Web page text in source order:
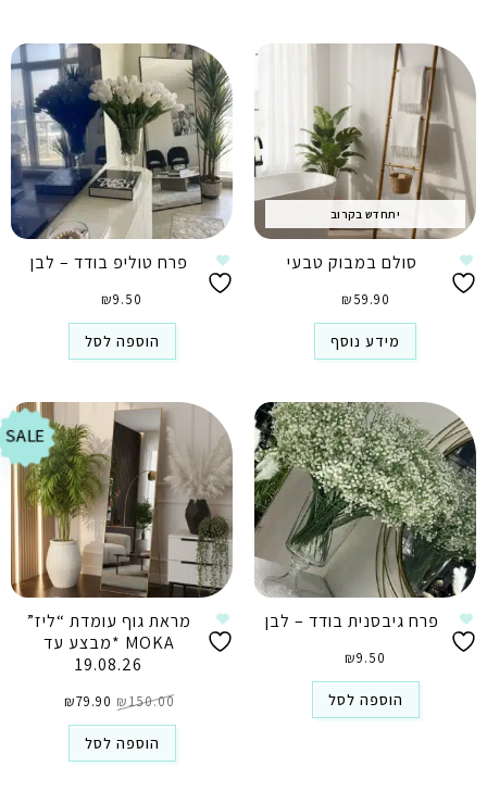
פרח טוליפ בודד – לבן
₪9.50
הוספה לסל
יתחדש בקרוב
סולם במבוק טבעי
₪59.90
מידע נוסף
SALE
מראת גוף עומדת “ליז”
MOKA *מבצע עד
19.08.26
₪150.00 המקורי
היה:
₪150.00.
₪79.90 הנוכחי
הוא:
הוספה לסל
פרח גיבסנית בודד – לבן
₪9.50
הוספה לסל